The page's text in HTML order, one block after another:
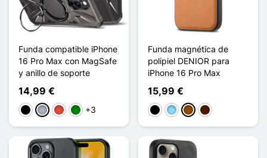
Funda compatible iPhone
16 Pro Max con MagSafe
y anillo de soporte
14,99 €
Negro
Gris RojoVerde
+3
Funda magnética de
polipiel DENIOR para
iPhone 16 Pro Max
15,99 €
NegroAzul claro
MarrónMarrón oscuro